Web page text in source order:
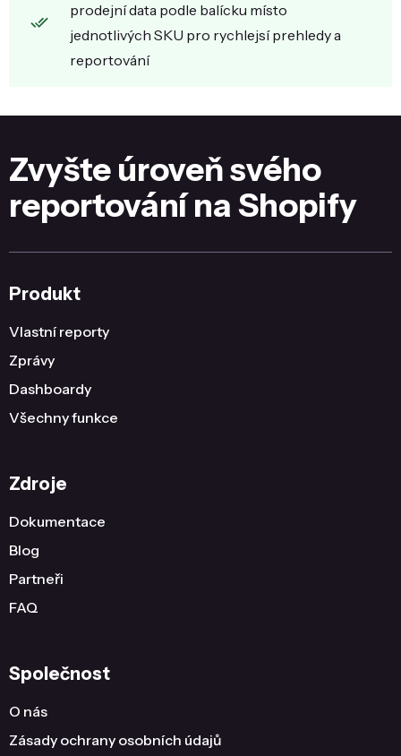
prodejní data podle balícku místo
jednotlivých SKU pro rychlejsí prehledy a
reportování
Zvyšte úroveň svého
reportování na Shopify
Produkt
Vlastní reporty
Zprávy
Dashboardy
Všechny funkce
Zdroje
Dokumentace
Blog
Partneři
FAQ
Společnost
O nás
Zásady ochrany osobních údajů